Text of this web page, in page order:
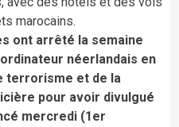
marocains.
ont arrêté la semaine
néerlandais en
terrorisme et de la
pour avoir divulgué
mercredi (1er